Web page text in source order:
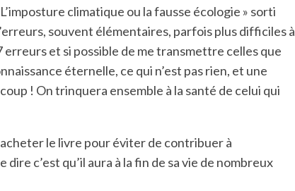
climatique ou la fausse écologie » sorti
souvent élémentaires, parfois plus difficiles à
erreurs et si possible de me transmettre celles que
éternelle, ce qui n’est pas rien, et une
! On trinquera ensemble à la santé de celui qui
le livre pour éviter de contribuer à
c’est qu’il aura à la fin de sa vie de nombreux